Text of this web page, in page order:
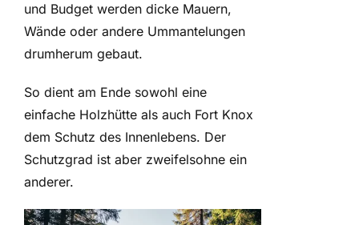
und Budget werden dicke Mauern,
Wände oder andere Ummantelungen
drumherum gebaut.
So dient am Ende sowohl eine
einfache Holzhütte als auch Fort Knox
dem Schutz des Innenlebens. Der
Schutzgrad ist aber zweifelsohne ein
anderer.